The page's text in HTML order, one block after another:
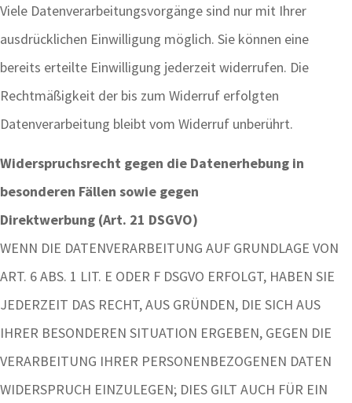
Viele Datenverarbeitungsvorgänge sind nur mit Ihrer
ausdrücklichen Einwilligung möglich. Sie können eine
bereits erteilte Einwilligung jederzeit widerrufen. Die
Rechtmäßigkeit der bis zum Widerruf erfolgten
Datenverarbeitung bleibt vom Widerruf unberührt.
Widerspruchsrecht gegen die Datenerhebung in
besonderen Fällen sowie gegen
Direktwerbung (Art. 21 DSGVO)
WENN DIE DATENVERARBEITUNG AUF GRUNDLAGE VON
ART. 6 ABS. 1 LIT. E ODER F DSGVO ERFOLGT, HABEN SIE
JEDERZEIT DAS RECHT, AUS GRÜNDEN, DIE SICH AUS
IHRER BESONDEREN SITUATION ERGEBEN, GEGEN DIE
VERARBEITUNG IHRER PERSONENBEZOGENEN DATEN
WIDERSPRUCH EINZULEGEN; DIES GILT AUCH FÜR EIN